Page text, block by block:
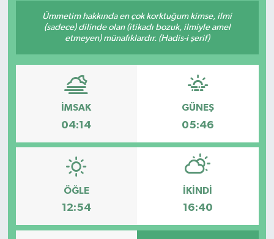
Ümmetim hakkında en çok korktuğum kimse, ilmi
(sadece) dilinde olan (itikadı bozuk, ilmiyle amel
etmeyen) münafıklardır. (Hadis-i şerif)
İMSAK
04:14
GÜNEŞ
05:46
ÖĞLE
12:54
İKINDI
16:40
Siyaset
Spor
Vefat Edenler
Yaşam